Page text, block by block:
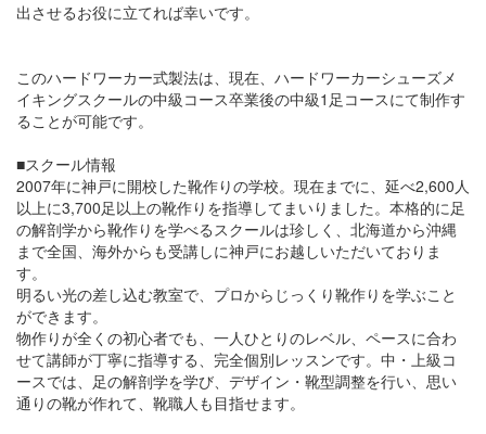
出させるお役に立てれば幸いです。
このハードワーカー式製法は、現在、ハードワーカーシューズメ
イキングスクールの中級コース卒業後の中級1足コースにて制作す
ることが可能です。
■スクール情報
2007年に神戸に開校した靴作りの学校。現在までに、延べ2,600人
以上に3,700足以上の靴作りを指導してまいりました。本格的に足
の解剖学から靴作りを学べるスクールは珍しく、北海道から沖縄
まで全国、海外からも受講しに神戸にお越しいただいておりま
す。
明るい光の差し込む教室で、プロからじっくり靴作りを学ぶこと
ができます。
物作りが全くの初心者でも、一人ひとりのレベル、ペースに合わ
せて講師が丁寧に指導する、完全個別レッスンです。中・上級コ
ースでは、足の解剖学を学び、デザイン・靴型調整を行い、思い
通りの靴が作れて、靴職人も目指せます。